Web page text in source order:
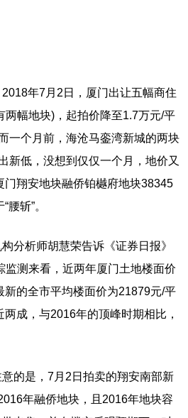
年7月2日，厦门出让五幅商住
两幅地块)，起拍价降至1.7万元/平
一个月前，海沧马銮湾新城的两块
新低，没想到仅仅一个月，地价又
门翔安地块融侨铂樾府地块38345
斩”。
析师胡慧荣告诉《证券日报》
监测来看，近两年厦门土地楼面价
的全市平均楼面价为21879元/平
成，与2016年的顶峰时期相比，
是，7月2日拍卖的翔安南部新
年融侨地块，且2016年地块容